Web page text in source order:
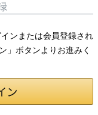
ンまたは会員登録され
」ボタンよりお進みく